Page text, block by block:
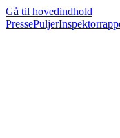
Gå til hovedindhold
PressePuljer